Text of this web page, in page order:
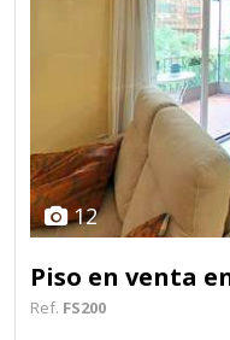
12
Piso en venta
Ref. FS200